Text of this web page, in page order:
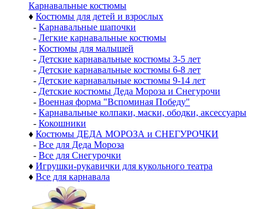
Карнавальные костюмы
♦ Костюмы для детей и взрослых
- Карнавальные шапочки
- Легкие карнавальные костюмы
- Костюмы для малышей
- Детские карнавальные костюмы 3-5 лет
- Детские карнавальные костюмы 6-8 лет
- Детские карнавальные костюмы 9-14 лет
- Детские костюмы Деда Мороза и Снегурочи
- Военная форма "Вспоминая Победу"
- Карнавальные колпаки, маски, ободки, аксессуары
- Кокошники
♦ Костюмы ДЕДА МОРОЗА и СНЕГУРОЧКИ
- Все для Деда Мороза
- Все для Снегурочки
♦ Игрушки-рукавички для кукольного театра
♦ Все для карнавала